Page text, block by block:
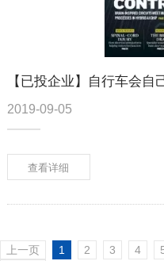
2019-09-05
查看详细
上一页 1 2 3 4